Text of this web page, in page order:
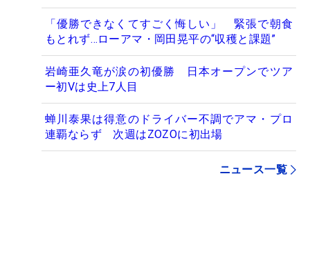
「優勝できなくてすごく悔しい」 緊張で朝食
もとれず…ローアマ・岡田晃平の“収穫と課題”
岩崎亜久竜が涙の初優勝 日本オープンでツア
ー初Vは史上7人目
蝉川泰果は得意のドライバー不調でアマ・プロ
連覇ならず 次週はZOZOに初出場
ニュース一覧